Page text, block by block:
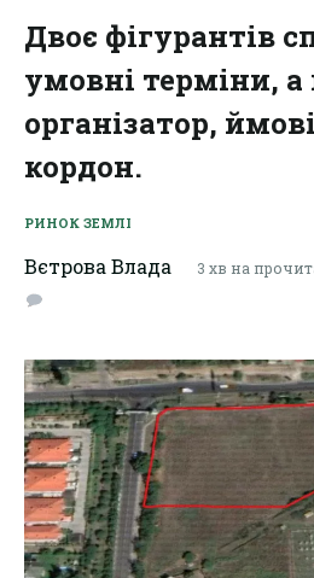
Двоє фігурантів
умовні терміни,
організатор,
кордон.
РИНОК ЗЕМЛІ
Вєтрова Влада 3 хв на